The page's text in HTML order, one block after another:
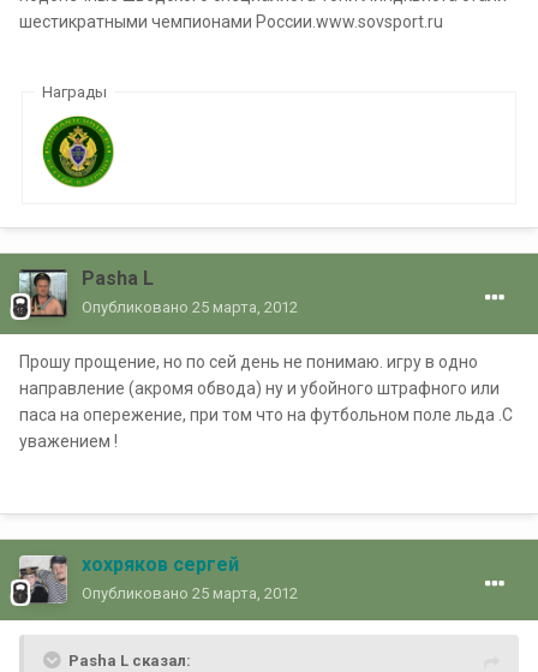
шестикратными чемпионами России.www.sovsport.ru
Награды
Pasha L
Опубликовано 25 марта, 2012
Прошу прощение, но по сей день не понимаю. игру в одно
направление (акромя обвода) ну и убойного штрафного или
паса на опережение, при том что на футбольном поле льда .С
уважением !
хохряков сергей
Опубликовано 25 марта, 2012
Pasha L сказал: